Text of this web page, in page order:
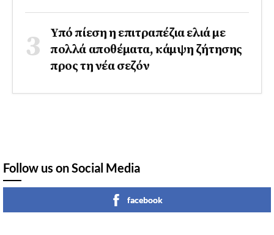
Υπό πίεση η επιτραπέζια ελιά με
πολλά αποθέματα, κάμψη ζήτησης
προς τη νέα σεζόν
Follow us on Social Media
facebook